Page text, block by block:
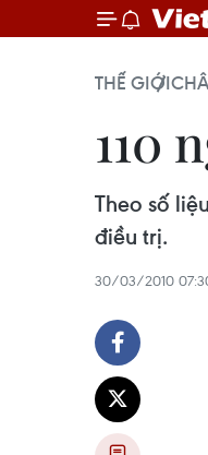
THẾ GIỚI
110
Theo số
điều trị.
30/03/2010